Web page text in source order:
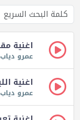
اغنية
عمرو دياب
اغنية
عمرو دياب